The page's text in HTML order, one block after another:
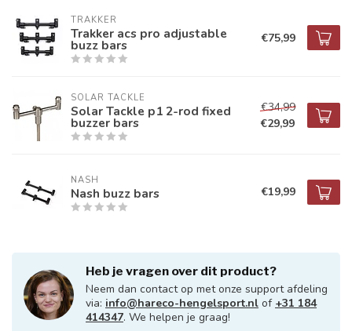
TRAKKER
Trakker acs pro adjustable
buzz bars €75,99
SOLAR TACKLE
Solar Tackle p1 2-rod fixed
buzzer bars
€34,99
€29,99
NASH
Nash buzz bars €19,99
Heb je vragen over dit product?
Neem dan contact op met onze support afdeling
via: info@hareco-hengelsport.nl of +31 184
414347. We helpen je graag!